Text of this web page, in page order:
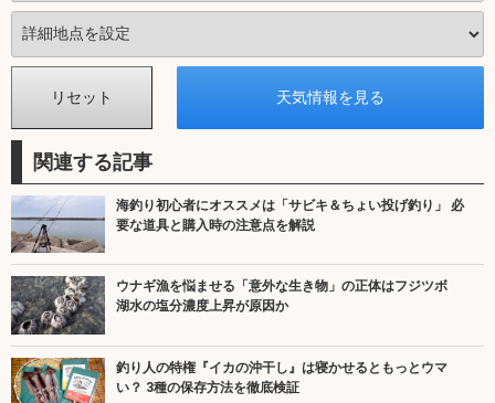
関連する記事
海釣り初心者にオススメは「サビキ＆ちょい投げ釣り」 必
要な道具と購入時の注意点を解説
ウナギ漁を悩ませる「意外な生き物」の正体はフジツボ
湖水の塩分濃度上昇が原因か
釣り人の特権『イカの沖干し』は寝かせるともっとウマ
い？ 3種の保存方法を徹底検証